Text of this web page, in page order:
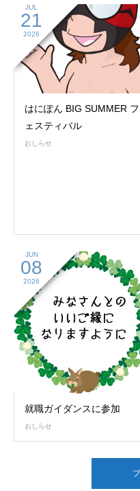
JUL
21
2026
はにぽん BIG SUMMER フ
ェスティバル
おしらせ
JUN
08
2026
就職ガイダンスに参加
おしらせ